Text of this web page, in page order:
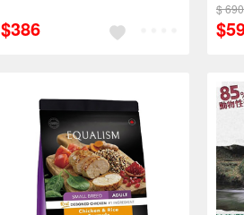
$386
$ 690